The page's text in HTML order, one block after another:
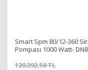
Smart Spm 80/12-360 Sir.
Pompası 1000 Watt-
120.392,58 TL